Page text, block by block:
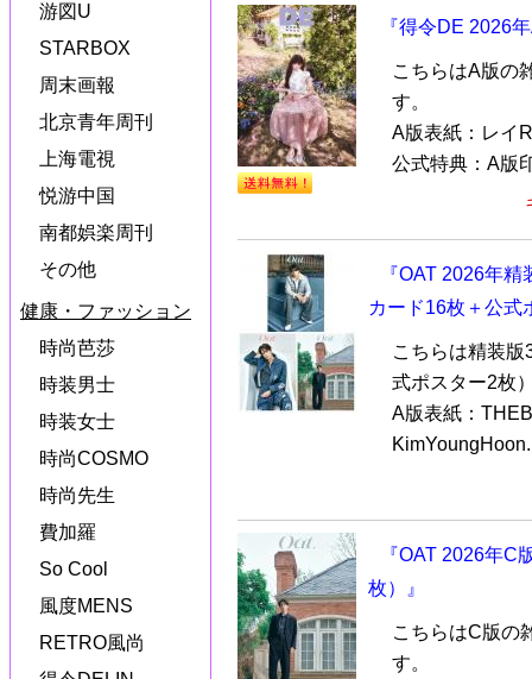
游図U
STARBOX
周末画報
北京青年周刊
上海電視
悦游中国
南都娯楽周刊
その他
健康・ファッション
時尚芭莎
時装男士
時装女士
時尚COSMO
時尚先生
費加羅
So Cool
風度MENS
RETRO風尚
『得令DE 2026
こちらはA版の
す。
A版表紙：レイ
公式特典：A版
『OAT 2026年
カード16枚＋公式
こちらは精装
式ポスター2枚
A版表紙：
『OAT 2026年
枚）』
こちらはC版の
す。